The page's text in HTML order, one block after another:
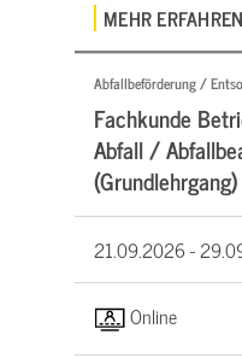
MEHR ERFAHREN
Abfallbeförderung /
Fachkunde
Abfall /
(Grundlehrgang)
21.09.2026 -
Online